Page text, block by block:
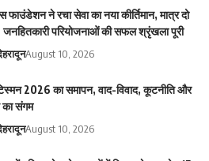
फाउंडेशन ने रचा सेवा का नया कीर्तिमान, मात्र दो
जनहितकारी परियोजनाओं की सफल श्रृंखला पूरी
August 10, 2026
2026 का समापन, वाद-विवाद, कूटनीति और
का संगम
August 10, 2026